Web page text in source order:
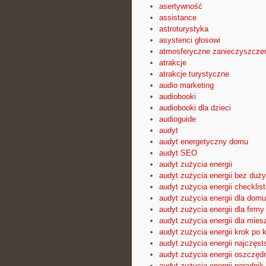
asertywność
assistance
astroturystyka
asystenci głosowi
atmosferyczne
atrakcje
atrakcje turystyczne
audio marketing
audiobooki
audiobooki dla dzieci
audioguide
audyt
audyt energetyczny domu
audyt SEO
audyt zużycia energii
audyt zużycia energii bez
audyt zużycia energii
audyt zużycia energii dla domu
audyt zużycia energii dla firmy
audyt zużycia energii dla
audyt zużycia energii krok po
audyt zużycia energii
audyt zużycia energii